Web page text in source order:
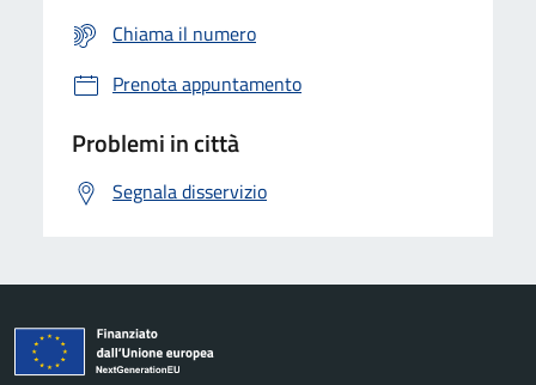
Chiama il numero
Prenota appuntamento
Problemi in città
Segnala disservizio